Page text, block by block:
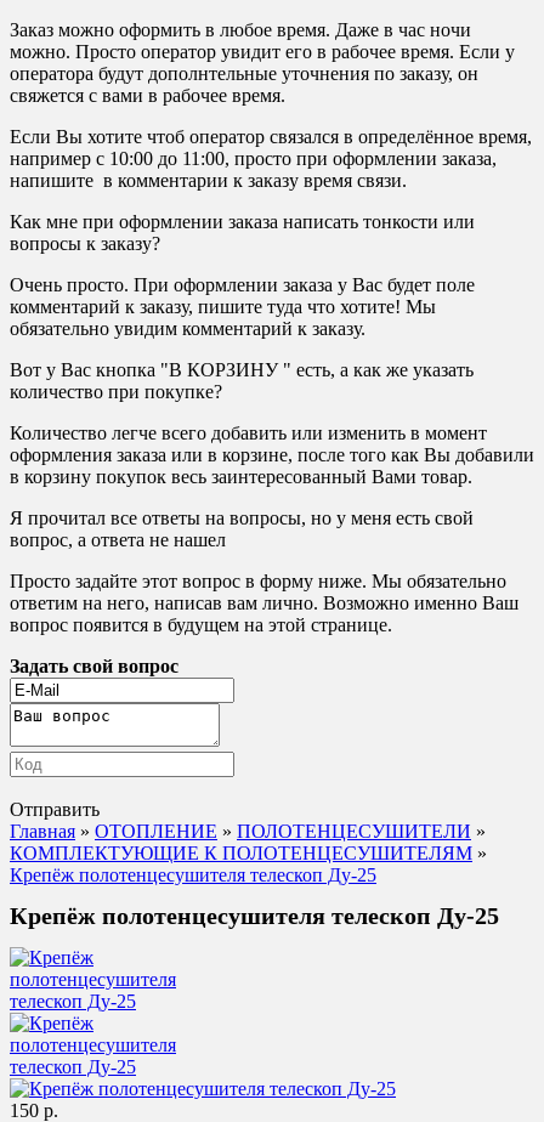
Заказ можно оформить в любое время. Даже в час ночи
можно. Просто оператор увидит его в рабочее время. Если у
оператора будут дополнтельные уточнения по заказу, он
свяжется с вами в рабочее время.
Если Вы хотите чтоб оператор связался в определённое время,
например с 10:00 до 11:00, просто при оформлении заказа,
напишите в комментарии к заказу время связи.
Как мне при оформлении заказа написать тонкости или
вопросы к заказу?
Очень просто. При оформлении заказа у Вас будет поле
комментарий к заказу, пишите туда что хотите! Мы
обязательно увидим комментарий к заказу.
Вот у Вас кнопка "В КОРЗИНУ " есть, а как же указать
количество при покупке?
Количество легче всего добавить или изменить в момент
оформления заказа или в корзине, после того как Вы добавили
в корзину покупок весь заинтересованный Вами товар.
Я прочитал все ответы на вопросы, но у меня есть свой
вопрос, а ответа не нашел
Просто задайте этот вопрос в форму ниже. Мы обязательно
ответим на него, написав вам лично. Возможно именно Ваш
вопрос появится в будущем на этой странице.
Задать свой вопрос
Отправить
Главная » ОТОПЛЕНИЕ » ПОЛОТЕНЦЕСУШИТЕЛИ »
КОМПЛЕКТУЮЩИЕ К ПОЛОТЕНЦЕСУШИТЕЛЯМ »
Крепёж полотенцесушителя телескоп Ду-25
Крепёж полотенцесушителя телескоп Ду-25
150 р.